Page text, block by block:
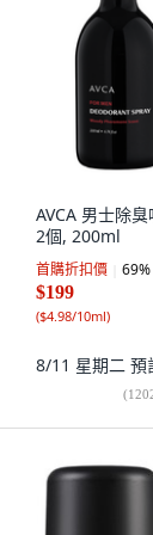
AVCA 男士除
2個, 200ml
首購折扣價 69%
$199
($4.98/10ml)
8/11 星期二 預
(